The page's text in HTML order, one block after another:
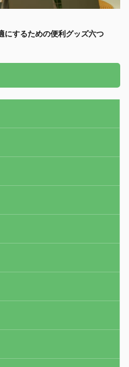
にするための便利グッズ六つ